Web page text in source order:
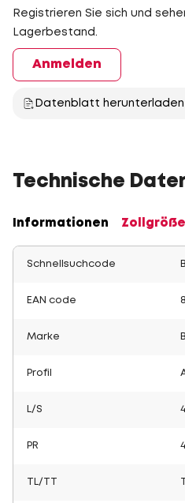
Registrieren Sie sich und
Lagerbestand.
Anmelden
Datenblatt herunterladen
Technische
Informationen Zollgröße
Schnellsuchcode
EAN code
Marke
Profil
L/S
PR 4
TL/TT